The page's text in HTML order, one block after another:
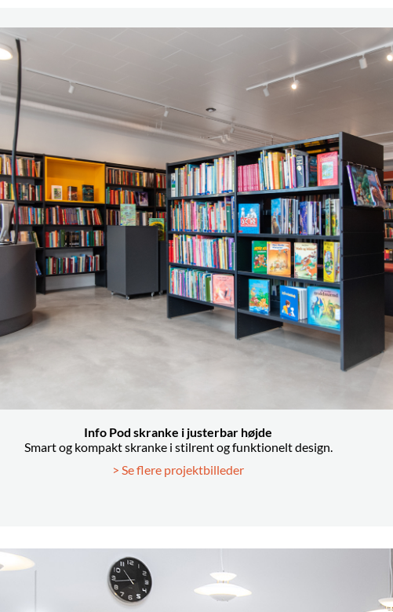
Info Pod skranke i justerbar højde
Smart og kompakt skranke i stilrent og funktionelt design.
> Se flere projektbilleder